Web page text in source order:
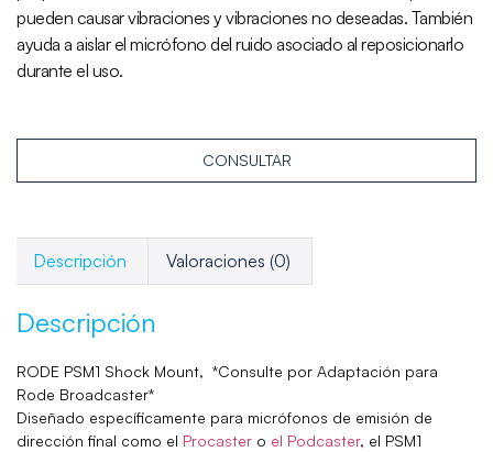
pueden causar vibraciones y vibraciones no deseadas. También
ayuda a aislar el micrófono del ruido asociado al reposicionarlo
durante el uso.
CONSULTAR
Descripción Valoraciones (0)
Descripción
RODE PSM1 Shock Mount, *Consulte por Adaptación para
Rode Broadcaster*
Diseñado específicamente para micrófonos de emisión de
dirección final como el Procaster o el Podcaster, el PSM1